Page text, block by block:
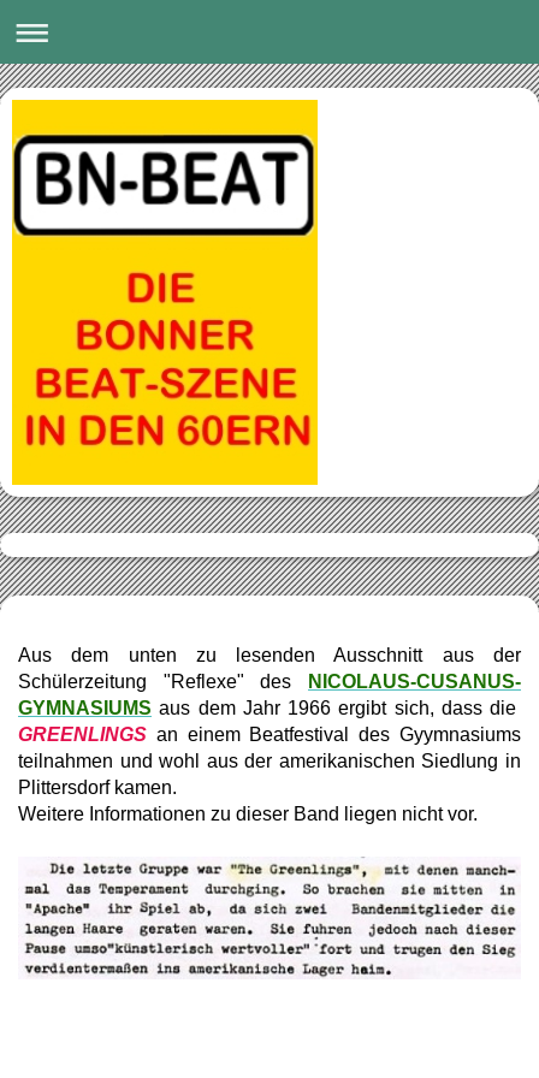
Aus dem unten zu lesenden Ausschnitt aus der
Schülerzeitung "Reflexe" des
NICOLAUS-CUSANUS-
GYMNASIUMS aus dem Jahr 1966 ergibt sich, dass die
GREENLINGS an einem Beatfestival des Gyymnasiums
teilnahmen und wohl aus der amerikanischen Siedlung in
Plittersdorf kamen.
Weitere Informationen zu dieser Band liegen nicht vor.